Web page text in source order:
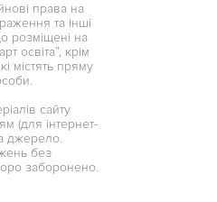
права на
та інші
розміщені на
освіта”, крім
містять пряму
сайту
(для інтернет-
джерело.
без
заборонено.